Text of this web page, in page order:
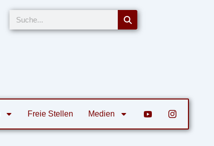
Suche
Freie Stellen Medien